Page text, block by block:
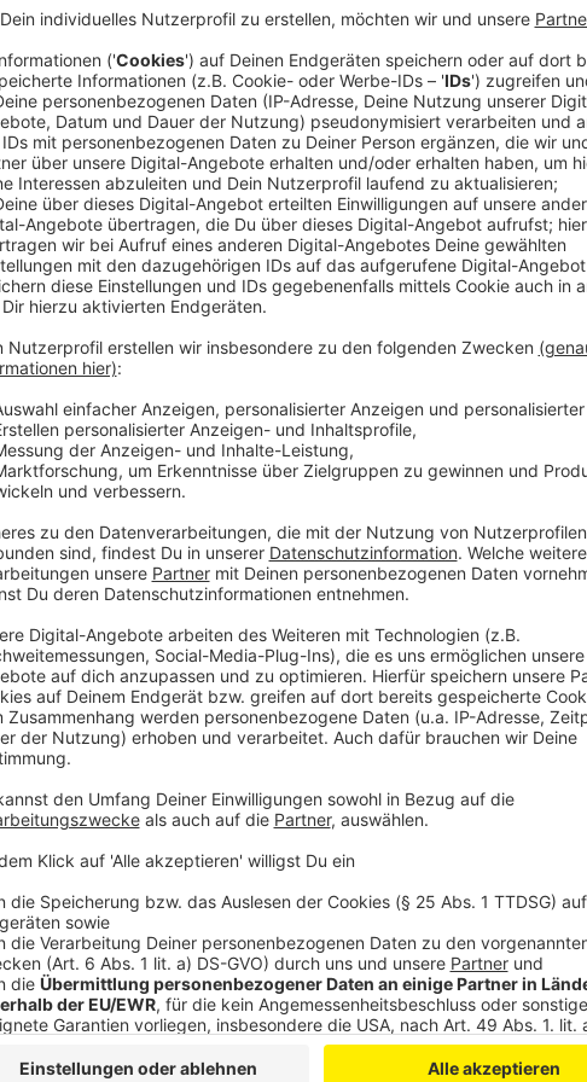
Neue Single und Album
Anzeige
Der neue Langspieler von Nina Chuba heißt "Glas".
Frage zu dem Albumtitel ihres Debüts, muss Nina
Schreiben von ihrem Label. "Der Titel Glas passt
Starkes, Beständiges und Glänzendes. Gleichzeitig
Zerbrechliches. Alles Attribute, mit denen ich mich
Heinemann hat Nina Chuba dann noch im
Der Fragenticker mit Nina Chuba
Anzeige
Wir benötigen Ihre
den YouTube
laden!
Wir verwenden einen
einzubetten. Dieser
Ihren Aktivitäten
die Details durch und
Nutzung des Service zu,
Mehr